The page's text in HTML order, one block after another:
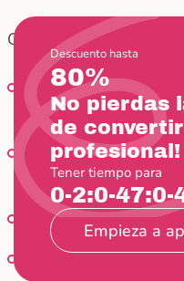
Otros atajos
Shift + tabmuestra
agregado a la celda
Esc + Fbusca y
código
Esc + 0cambia la
Shift + J o Shift +
Descuento hasta
80%
No pierdas
de
profesional!
Tener tiempo para
0-2:0-47:0-
Empieza a